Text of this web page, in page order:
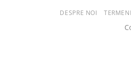
DESPRE NOI